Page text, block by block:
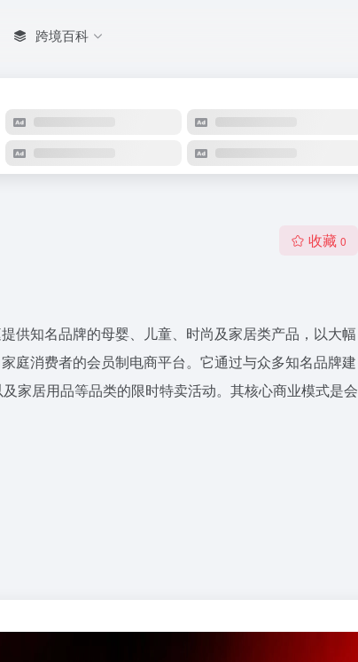
跨境百科
收藏 0
供知名品牌的母婴、儿童、时尚及家居类产品，以大幅
庭消费者的会员制电商平台。它通过与众多知名品牌建
家居用品等品类的限时特卖活动。其核心商业模式是会